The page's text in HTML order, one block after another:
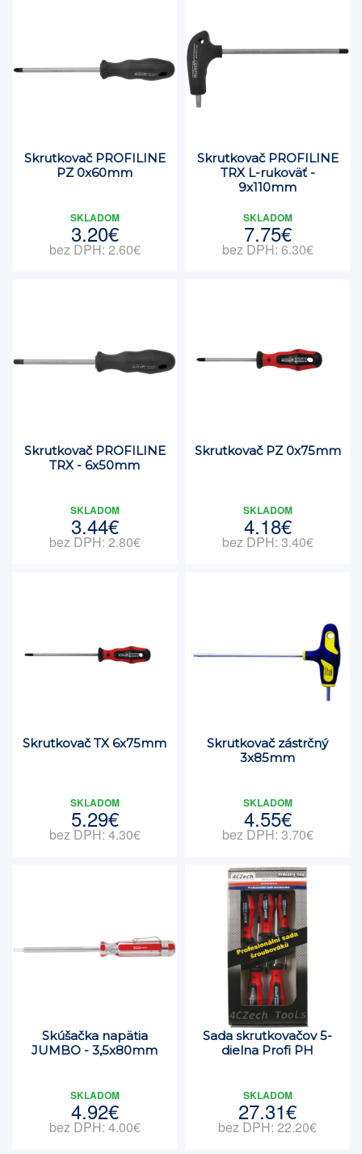
Skrutkovač PROFILINE
PZ 0x60mm
SKLADOM
3.20€
bez DPH: 2.60€
Skrutkovač PROFILINE
TRX L-rukoväť -
9x110mm
SKLADOM
7.75€
bez DPH: 6.30€
Skrutkovač PROFILINE
TRX - 6x50mm
SKLADOM
3.44€
bez DPH: 2.80€
Skrutkovač PZ 0x75mm
SKLADOM
4.18€
bez DPH: 3.40€
Skrutkovač TX 6x75mm
SKLADOM
5.29€
bez DPH: 4.30€
Skrutkovač zástrčný
3x85mm
SKLADOM
4.55€
bez DPH: 3.70€
Skúšačka napätia
JUMBO - 3,5x80mm
SKLADOM
4.92€
bez DPH: 4.00€
Sada skrutkovačov 5-
dielna Profi PH
SKLADOM
27.31€
bez DPH: 22.20€